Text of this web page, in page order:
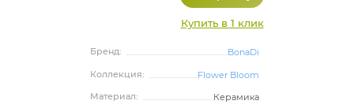
Купить в 1 клик
Бренд:
BonaDi
Коллекция:
Flower Bloom
Материал:
Керамика